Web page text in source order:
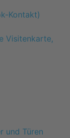
Visitenkarte,
und Türen